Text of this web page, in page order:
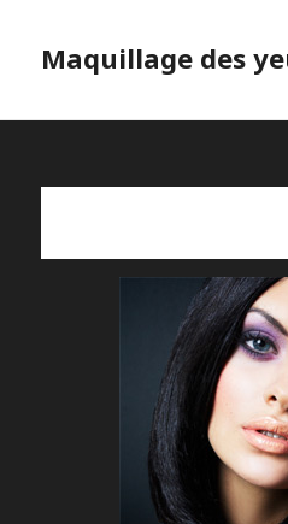
Maquillage des